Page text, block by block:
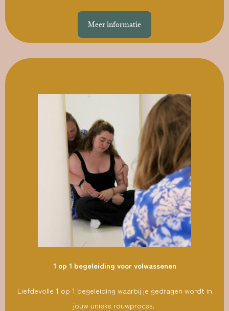
Meer informatie
1 op 1 begeleiding voor volwassenen
Liefdevolle 1 op 1 begeleiding waarbij je gedragen wordt in
jouw unieke rouwproces.